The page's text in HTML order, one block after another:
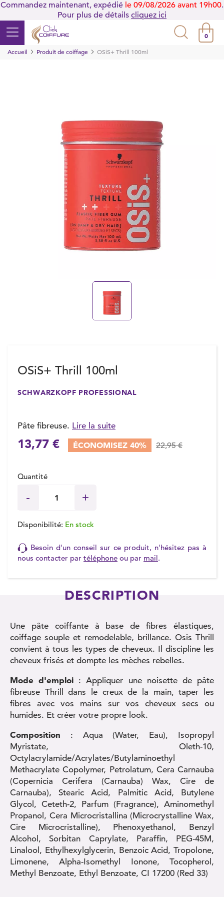
Commandez maintenant, expédié le 09/08/2026 avant 19h00.
Pour plus de détails cliquez ici
0
Accueil
Produit de coiffage OSiS+ Thrill 100ml
OSiS+ Thrill 100ml
SCHWARZKOPF PROFESSIONAL
Pâte fibreuse. Lire la suite
13,77 € ÉCONOMISEZ 40% 22,95 €
Quantité
Disponibilité: En stock
Besoin d'un conseil sur ce produit, n'hésitez pas à
nous contacter par téléphone ou par mail.
DESCRIPTION
Une pâte coiffante à base de fibres élastiques,
coiffage souple et remodelable, brillance. Osis Thrill
convient à tous les types de cheveux. Il discipline les
cheveux frisés et dompte les mèches rebelles.
Mode d'emploi : Appliquer une noisette de pâte
fibreuse Thrill dans le creux de la main, taper les
fibres avec vos mains sur vos cheveux secs ou
humides. Et créer votre propre look.
Composition : Aqua (Water, Eau), Isopropyl
Myristate, Oleth-10,
Octylacrylamide/Acrylates/Butylaminoethyl
Methacrylate Copolymer, Petrolatum, Cera Carnauba
(Copernicia Cerifera (Carnauba) Wax, Cire de
Carnauba), Stearic Acid, Palmitic Acid, Butylene
Glycol, Ceteth-2, Parfum (Fragrance), Aminomethyl
Propanol, Cera Microcristallina (Microcrystalline Wax,
Cire Microcristalline), Phenoxyethanol, Benzyl
Alcohol, Sorbitan Caprylate, Paraffin, PEG-45M,
Linalool, Ethylhexylglycerin, Benzoic Acid, Tropolone,
Limonene, Alpha-Isomethyl Ionone, Tocopherol,
Methyl Benzoate, Ethyl Benzoate, CI 17200 (Red 33)